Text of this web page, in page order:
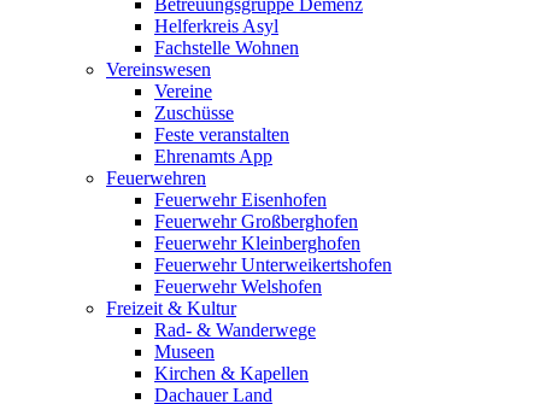
Betreuungsgruppe Demenz
Helferkreis Asyl
Fachstelle Wohnen
Vereinswesen
Vereine
Zuschüsse
Feste veranstalten
Ehrenamts App
Feuerwehren
Feuerwehr Eisenhofen
Feuerwehr Großberghofen
Feuerwehr Kleinberghofen
Feuerwehr Unterweikertshofen
Feuerwehr Welshofen
Freizeit & Kultur
Rad- & Wanderwege
Museen
Kirchen & Kapellen
Dachauer Land